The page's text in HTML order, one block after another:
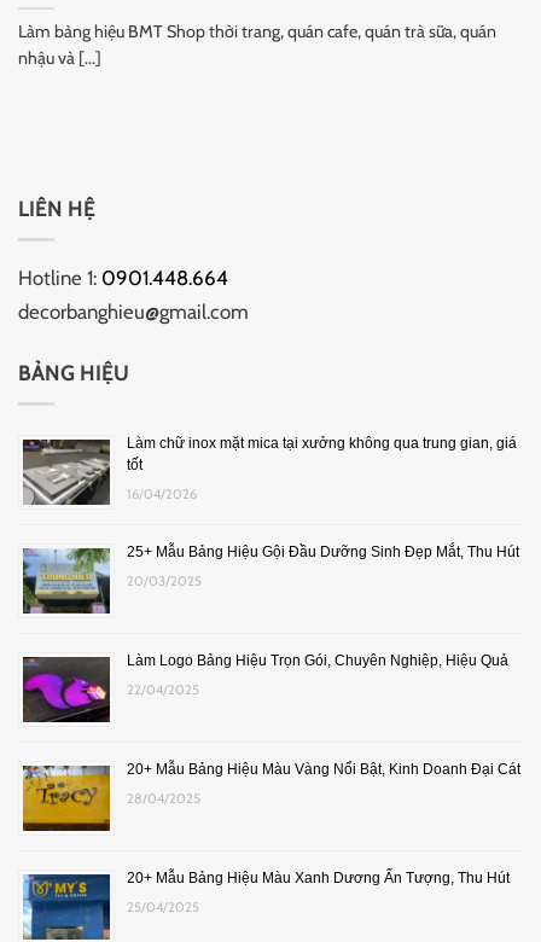
Làm bảng hiệu BMT Shop thời trang, quán cafe, quán trà sữa, quán
nhậu và [...]
LIÊN HỆ
Hotline 1: 0901.448.664
decorbanghieu@gmail.com
BẢNG HIỆU
Làm chữ inox mặt mica tại xưởng không qua trung gian, giá
tốt
16/04/2026
25+ Mẫu Bảng Hiệu Gội Đầu Dưỡng Sinh Đẹp Mắt, Thu Hút
20/03/2025
Làm Logo Bảng Hiệu Trọn Gói, Chuyên Nghiệp, Hiệu Quả
22/04/2025
20+ Mẫu Bảng Hiệu Màu Vàng Nổi Bật, Kinh Doanh Đại Cát
28/04/2025
20+ Mẫu Bảng Hiệu Màu Xanh Dương Ấn Tượng, Thu Hút
25/04/2025